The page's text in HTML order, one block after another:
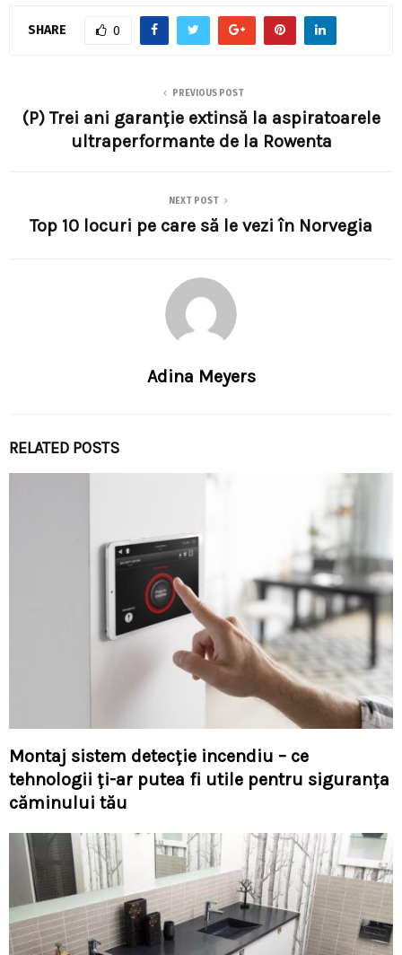
SHARE 0
PREVIOUS POST
(P) Trei ani garanție extinsă la aspiratoarele
ultraperformante de la Rowenta
NEXT POST
Top 10 locuri pe care să le vezi în Norvegia
Adina Meyers
RELATED POSTS
Montaj sistem detecție incendiu – ce
tehnologii ți-ar putea fi utile pentru siguranța
căminului tău